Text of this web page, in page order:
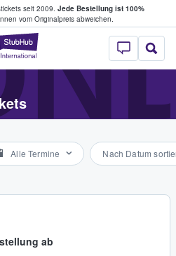
seit 2009. Jede Bestellung ist 100%
vom Originalpreis abweichen.
StubHub - Wo
verkaufen
Alle Termine Nach Datum
ab